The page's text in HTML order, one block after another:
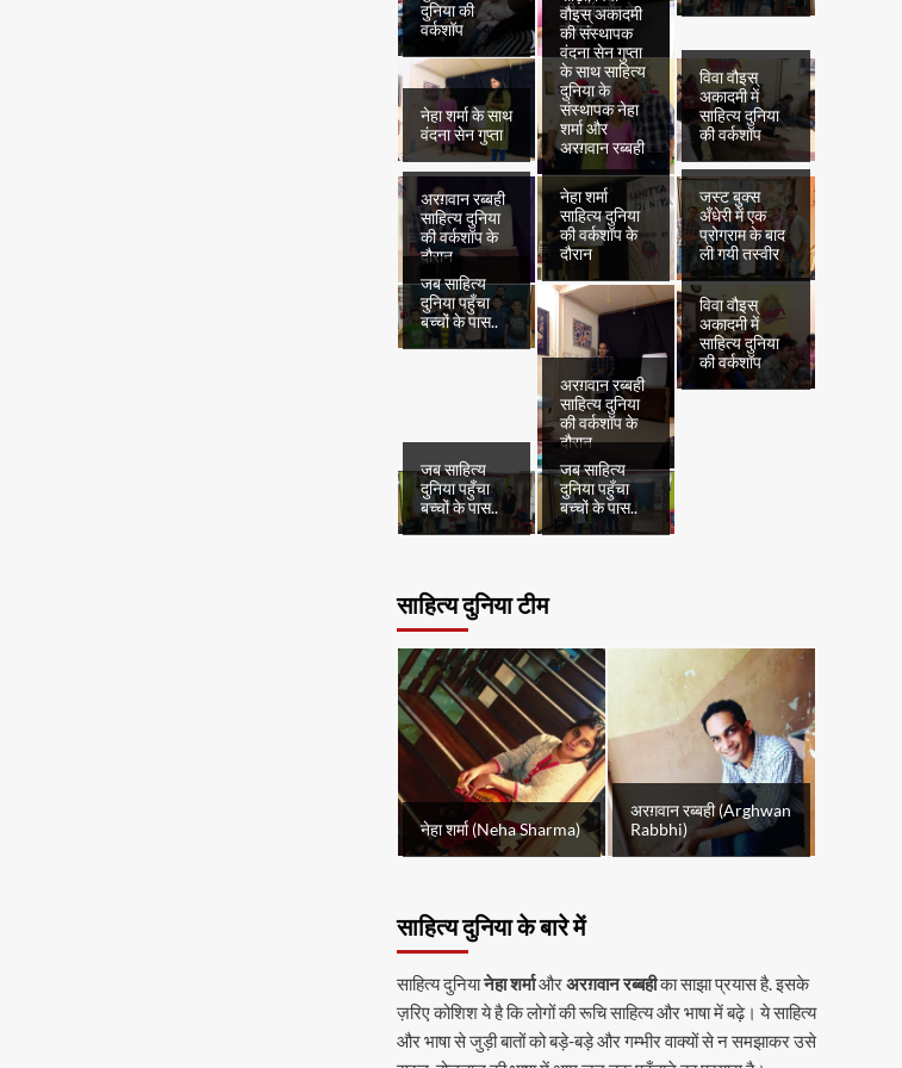
दुनिया की
वर्कशॉप
की वर्कशॉप के
दौरान
नेहा शर्मा के साथ
वंदना सेन गुप्ता
वौइस् अकादमी
की संस्थापक
वंदना सेन गुप्ता
के साथ साहित्य
दुनिया के
संस्थापक नेहा
शर्मा और
अरग़वान रब्बही
विवा वौइस्
अकादमी में
साहित्य दुनिया
की वर्कशॉप
अरग़वान रब्बही
साहित्य दुनिया
की वर्कशॉप के
दौरान
नेहा शर्मा
साहित्य दुनिया
की वर्कशॉप के
दौरान
जस्ट बुक्स
अँधेरी में एक
प्रोग्राम के बाद
ली गयी तस्वीर
जब साहित्य
दुनिया पहुँचा
बच्चों के पास..
अरग़वान रब्बही
साहित्य दुनिया
की वर्कशॉप के
दौरान
विवा वौइस्
अकादमी में
साहित्य दुनिया
की वर्कशॉप
जब साहित्य
दुनिया पहुँचा
बच्चों के पास..
जब साहित्य
दुनिया पहुँचा
बच्चों के पास..
साहित्य दुनिया टीम
नेहा शर्मा (Neha Sharma)
अरग़वान रब्बही (Arghwan
Rabbhi)
साहित्य दुनिया के बारे में
साहित्य दुनियानेहा शर्माऔरअरग़वान रब्बहीका साझा प्रयास है. इसके
ज़रिए कोशिश ये है कि लोगों की रूचि साहित्य और भाषा में बढ़े। ये साहित्य
और भाषा से जुड़ी बातों को बड़े-बड़े और गम्भीर वाक्यों से न समझाकर उसे